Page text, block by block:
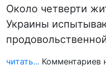
Около четверти
Украины
читать... Комментариев